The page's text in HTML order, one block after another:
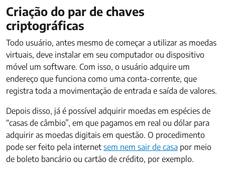
Criação do par de chaves
criptográficas
Todo usuário, antes mesmo de começar a utilizar as moedas
virtuais, deve instalar em seu computador ou dispositivo
móvel um software. Com isso, o usuário adquire um
endereço que funciona como uma conta-corrente, que
registra toda a movimentação de entrada e saída de valores.
Depois disso, já é possível adquirir moedas em espécies de
“casas de câmbio”, em que pagamos em real ou dólar para
adquirir as moedas digitais em questão. O procedimento
pode ser feito pela internet sem nem sair de casa por meio
de boleto bancário ou cartão de crédito, por exemplo.